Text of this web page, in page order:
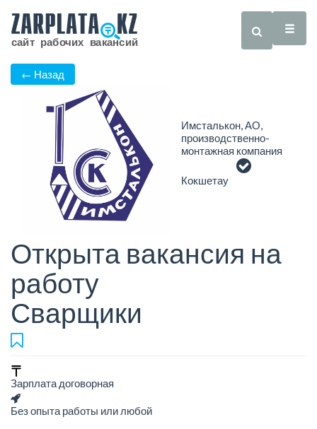
← Назад
Имсталькон, АО,
производственно-
монтажная компания
Кокшетау
Открыта вакансия на
работу
Сварщики
Зарплата договорная
Без опыта работы или любой